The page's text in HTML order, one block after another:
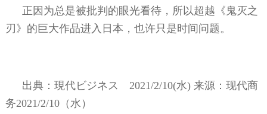
正因为总是被批判的眼光看待，所以超越《鬼灭之
刃》的巨大作品进入日本，也许只是时间问题。
出典：現代ビジネス 2021/2/10(水) 来源：现代商
务2021/2/10（水）